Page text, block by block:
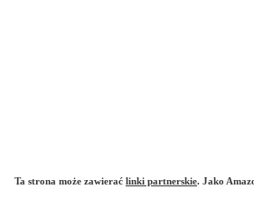
Ta strona może zawierać linki partnerskie. Jako